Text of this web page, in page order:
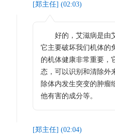
[郑主任] (02:03)
好的，艾滋病是由艾
它主要破坏我们机体的
的机体健康非常重要，
态，可以识别和清除外
除体内发生突变的肿瘤
他有害的成分等。
[郑主任] (02:04)